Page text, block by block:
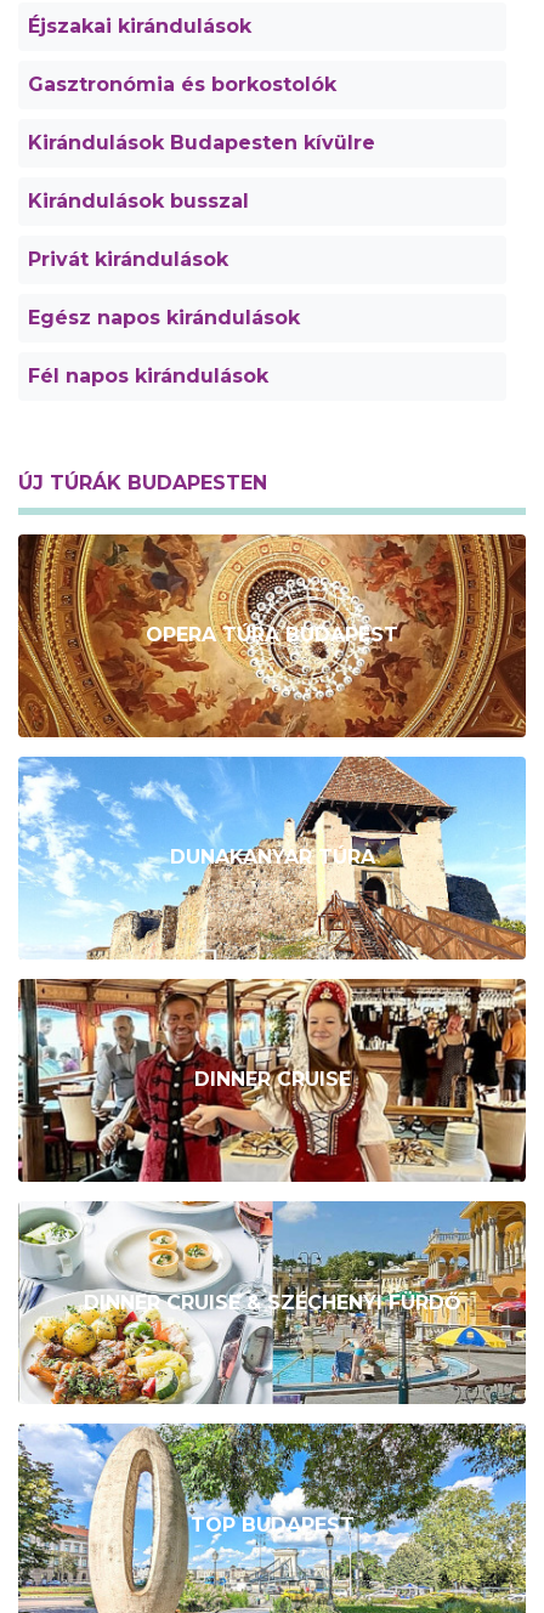
Éjszakai kirándulások
Gasztronómia és borkostolók
Kirándulások Budapesten kívülre
Kirándulások busszal
Privát kirándulások
Egész napos kirándulások
Fél napos kirándulások
ÚJ TÚRÁK BUDAPESTEN
OPERA TÚRA BUDAPEST
DUNAKANYAR TÚRA
DINNER CRUISE
DINNER CRUISE & SZÉCHENYI FÜRDŐ
TOP BUDAPEST